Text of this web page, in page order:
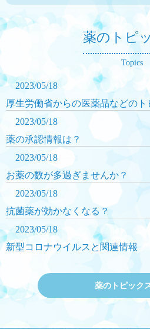
薬のトピ
Topics
2023/05/18
厚生労働省からの医薬品などのト
2023/05/18
薬の承認情報は？
2023/05/18
お薬の数が多過ぎませんか？
2023/05/18
抗菌薬が効かなくなる？
2023/05/18
新型コロナウイルスと関連情報
薬のトピック